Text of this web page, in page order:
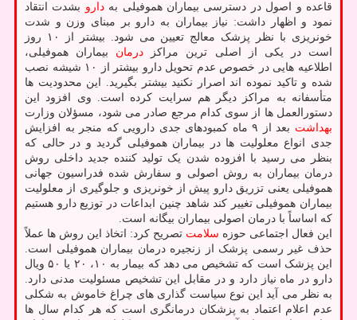
قاعده و اصول در دسترسی بیماران هموفیلی بهدارو بشدت انتقاد
نمود و اظهار داشت: نیاز بیماران به دارو بر مبنای وزن و شدت
خونریزی با نظر پزشک معالج تعیین می شود. بیشتر از ۱۰ روز
است در یکی از اصلی ترین مراکز درمان بیماران هموفیلی،
اطلاعیه هایی در خصوص عدم تحویل دارو بیشتر از ۱۰ شیشه نصب
شده و تاکید نموده اند اصرار نکنید بیشتر بگیرید. این محدودیت ها
متأسفانه به مراکز دیگر هم سرایت کرده است. وی افزود این
دستورالعمل ها از سوی کدام مرجع صادر می شود، مسؤلان وزارت
بهداشت
بعد از ۹ ماه کمبودهای جدی دارویی که منجر به افزایش
جدی انواع معلولیت ها در بیماران هموفیلی گردید و در حالی که
بنظر می رسید با افزوده شدن یک تولید کننده جدید داخلی روش
درمان بیماران به روش اصولی و سفارش شده فدراسیون جهانی
هموفیلی یعنی تزریق دارو پیش از خونریزی و جلوگیری از معلولیت
بیماران هموفیلی تغییر کند شاهد چنین ابداعات در توزیع دارو هستیم
که اساساً با درمان اصولی بیماران بیگانه است.
این فعال اجتماعی حوزه سلامت تصریح کرد: اتخاذ این روش ها عملاً
حذف غیر رسمی پزشک از زنجیره درمان بیماران هموفیلی است.
این پزشک است که تشخیص می دهد که بیمار به ۱۰، ۲۰ یا ۵۰ ویال
دارو در ماه نیاز دارد و در مقابل این تشخیص مسئولیت مدنی دارد.
به نظر می آید این نوع سیاست گذاری های چراغ خاموش به شکلی
عدم اعلام اعتماد به پزشکان درمانگری است که هر کدام سال ها